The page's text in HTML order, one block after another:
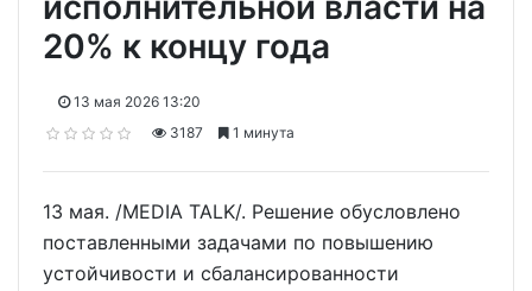
20% к концу года
13 мая 2026 13:20
3187
1 минута
13 мая. /MEDIA TALK/. Решение обусловлено
поставленными задачами по повышению
устойчивости и сбалансированности